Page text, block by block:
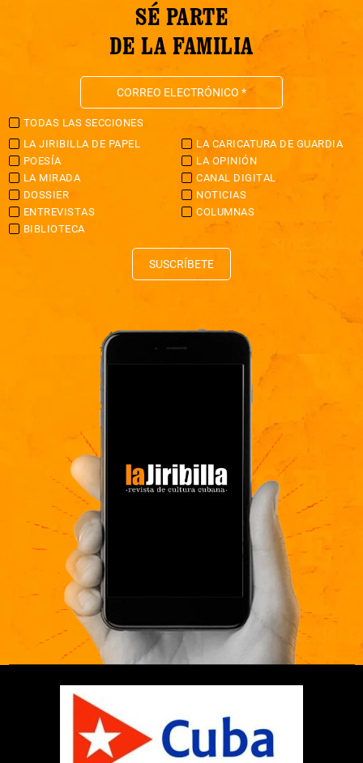
SÉ PARTE
DE LA FAMILIA
TODAS LAS SECCIONES
LA JIRIBILLA DE PAPEL
LA CARICATURA DE GUARDIA
POESÍA
LA OPINIÓN
LA MIRADA
CANAL DIGITAL
DOSSIER
NOTICIAS
ENTREVISTAS
COLUMNAS
BIBLIOTECA
SUSCRÍBETE